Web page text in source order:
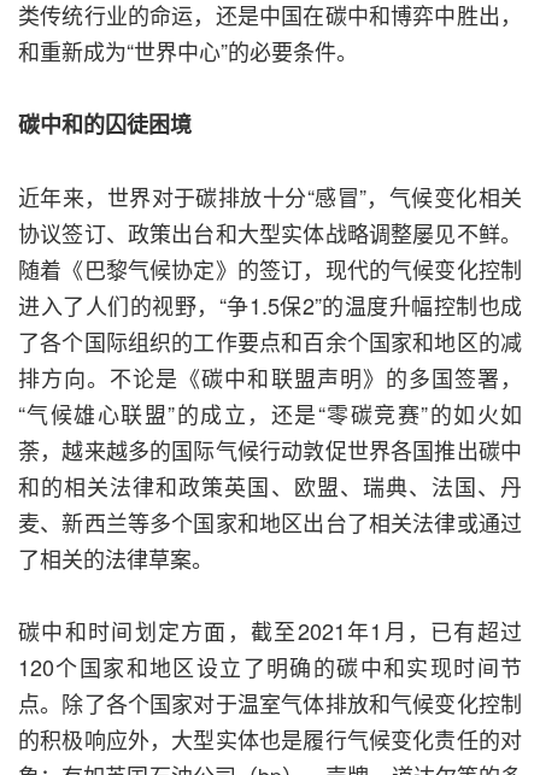
类传统行业的命运，还是中国在碳中和博弈中胜出，
和重新成为“世界中心”的必要条件。
碳中和的囚徒困境
近年来，世界对于碳排放十分“感冒”，气候变化相关
协议签订、政策出台和大型实体战略调整屡见不鲜。
随着《巴黎气候协定》的签订，现代的气候变化控制
进入了人们的视野，“争1.5保2”的温度升幅控制也成
了各个国际组织的工作要点和百余个国家和地区的减
排方向。不论是《碳中和联盟声明》的多国签署，
“气候雄心联盟”的成立，还是“零碳竞赛”的如火如
荼，越来越多的国际气候行动敦促世界各国推出碳中
和的相关法律和政策英国、欧盟、瑞典、法国、丹
麦、新西兰等多个国家和地区出台了相关法律或通过
了相关的法律草案。
碳中和时间划定方面，截至2021年1月，已有超过
120个国家和地区设立了明确的碳中和实现时间节
点。除了各个国家对于温室气体排放和气候变化控制
的积极响应外，大型实体也是履行气候变化责任的对